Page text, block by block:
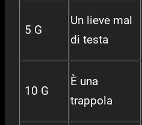
5 G
Un lieve mal
di testa
10 G
È una
trappola